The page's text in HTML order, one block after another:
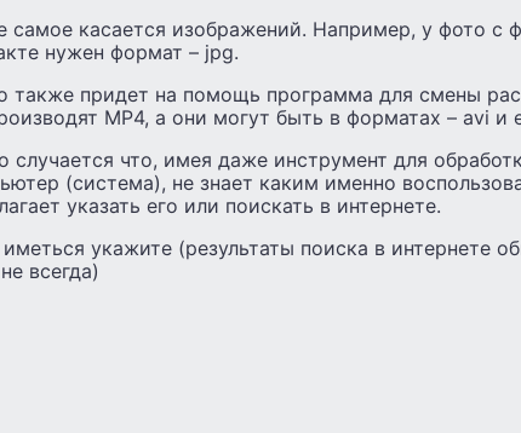
самое касается изображений. Например, у фото с
нужен формат – jpg.
также придет на помощь программа для смены
MP4, а они могут быть в форматах – avi и
случается что, имея даже инструмент для
(система), не знает каким именно
указать его или поискать в интернете.
укажите (результаты поиска в интернете
всегда)